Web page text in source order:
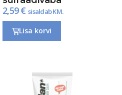
2,59€ sisaldab KM.
Lisa korvi